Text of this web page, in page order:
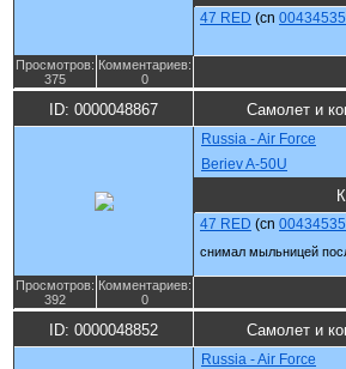
47 RED (cn
Просмотров:
375
Комментариев:
0
ID: 0000048867 Самолет и
Russia - Air Force
Beriev A-50U
47 RED (cn
снимал мыльницей
Просмотров:
392
Комментариев:
0
ID: 0000048852 Самолет и
Russia - Air Force